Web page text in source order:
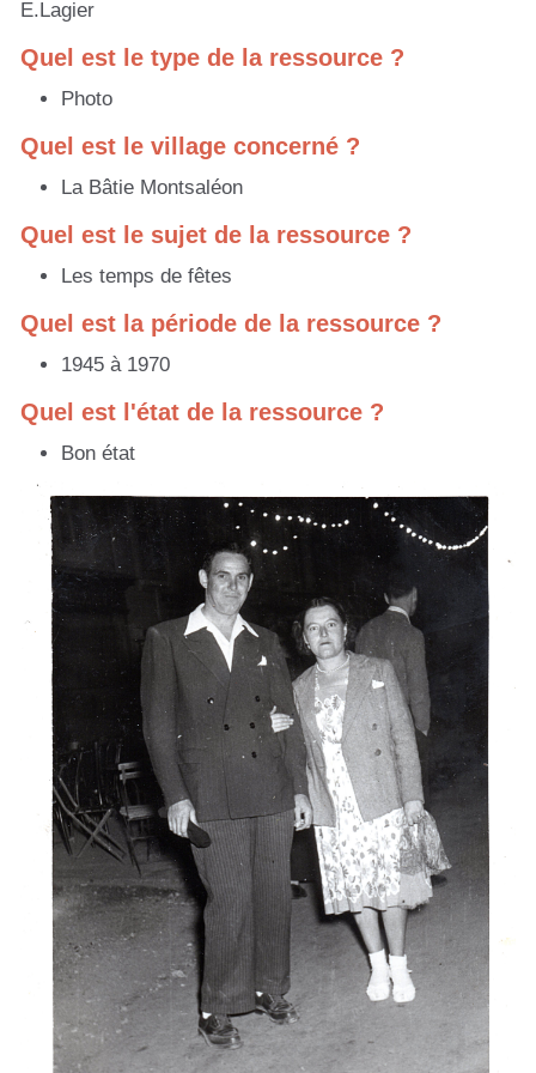
E.Lagier
Quel est le type de la ressource ?
Photo
Quel est le village concerné ?
La Bâtie Montsaléon
Quel est le sujet de la ressource ?
Les temps de fêtes
Quel est la période de la ressource ?
1945 à 1970
Quel est l'état de la ressource ?
Bon état